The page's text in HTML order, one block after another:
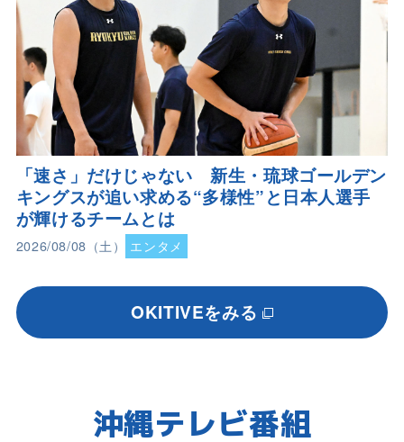
「速さ」だけじゃない 新生・琉球ゴールデン
キングスが追い求める“多様性”と日本人選手
が輝けるチームとは
2026/08/08（土） エンタメ
OKITIVEをみる
沖縄テレビ番組